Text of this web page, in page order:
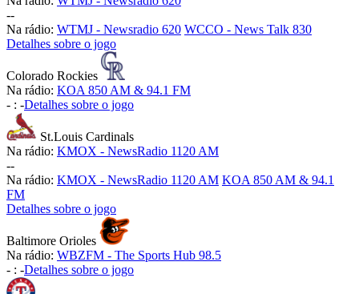
--
Na rádio: WTMJ - Newsradio 620 WCCO - News Talk 830
Detalhes sobre o jogo
Colorado Rockies
Na rádio: KOA 850 AM & 94.1 FM
- : -Detalhes sobre o jogo
St.Louis Cardinals
Na rádio: KMOX - NewsRadio 1120 AM
--
Na rádio: KMOX - NewsRadio 1120 AM KOA 850 AM & 94.1
FM
Detalhes sobre o jogo
Baltimore Orioles
Na rádio: WBZFM - The Sports Hub 98.5
- : -Detalhes sobre o jogo